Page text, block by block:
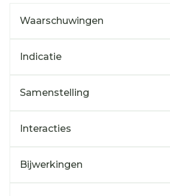
Waarschuwingen
Indicatie
Samenstelling
Interacties
Bijwerkingen